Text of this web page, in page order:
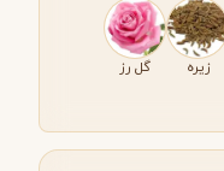
زیره گل رز